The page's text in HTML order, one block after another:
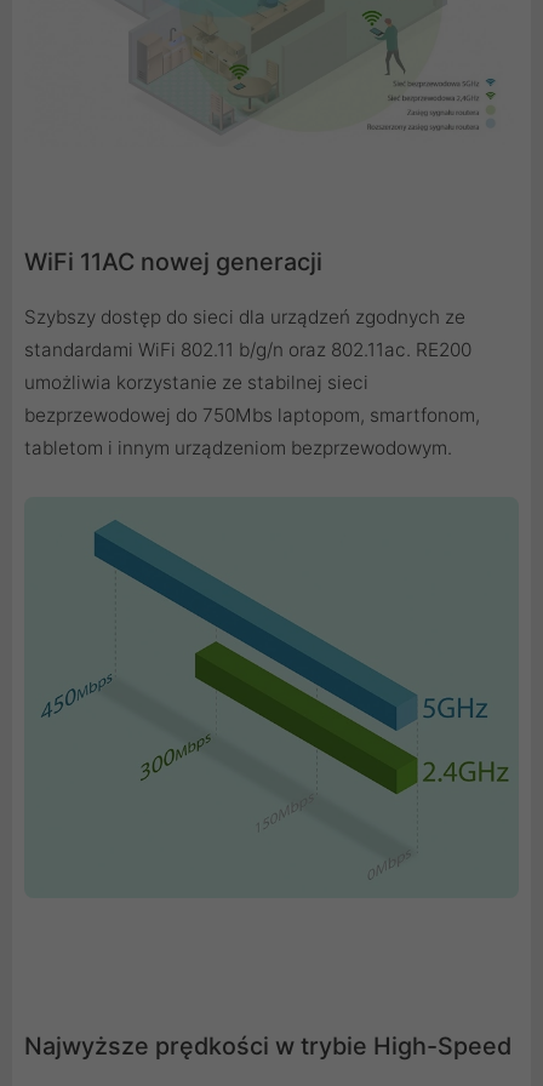
WiFi 11AC nowej generacji
Szybszy dostęp do sieci dla urządzeń zgodnych ze
standardami WiFi 802.11 b/g/n oraz 802.11ac. RE200
umożliwia korzystanie ze stabilnej sieci
bezprzewodowej do 750Mbs laptopom, smartfonom,
tabletom i innym urządzeniom bezprzewodowym.
Najwyższe prędkości w trybie High-Speed